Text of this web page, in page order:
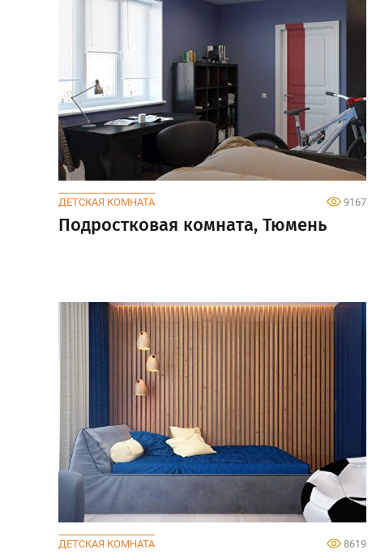
ДЕТСКАЯ КОМНАТА 9167
Подростковая комната, Тюмень
ДЕТСКАЯ КОМНАТА 8619